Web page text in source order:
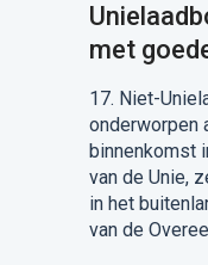
met
17. Niet-
onderworpen
binnenkomst
van de Unie,
in het
van de